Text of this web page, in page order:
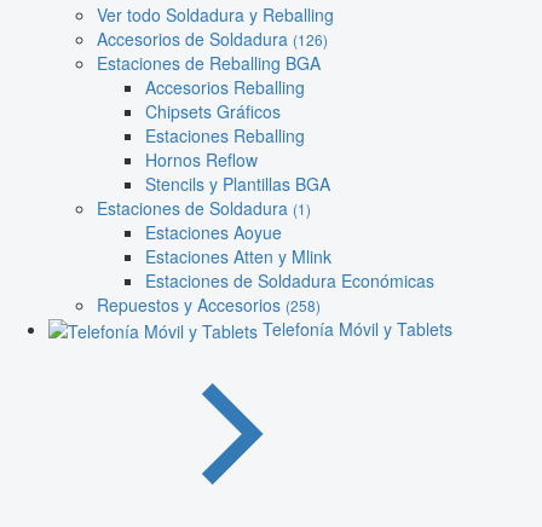
Ver todo Soldadura y Reballing
Accesorios de Soldadura (126)
Estaciones de Reballing BGA
Accesorios Reballing
Chipsets Gráficos
Estaciones Reballing
Hornos Reflow
Stencils y Plantillas BGA
Estaciones de Soldadura (1)
Estaciones Aoyue
Estaciones Atten y Mlink
Estaciones de Soldadura Económicas
Repuestos y Accesorios (258)
Telefonía Móvil y Tablets